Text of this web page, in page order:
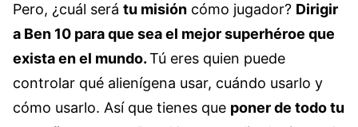
Pero, ¿cuál será tu misión cómo jugador? Dirigir
a Ben 10 para que sea el mejor superhéroe que
exista en el mundo.Tú eres quien puede
controlar qué alienígena usar, cuándo usarlo y
cómo usarlo. Así que tienes que poner de todo tu